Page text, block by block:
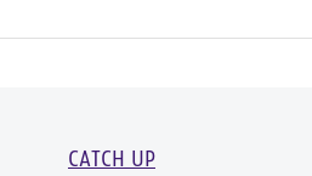
CATCH UP